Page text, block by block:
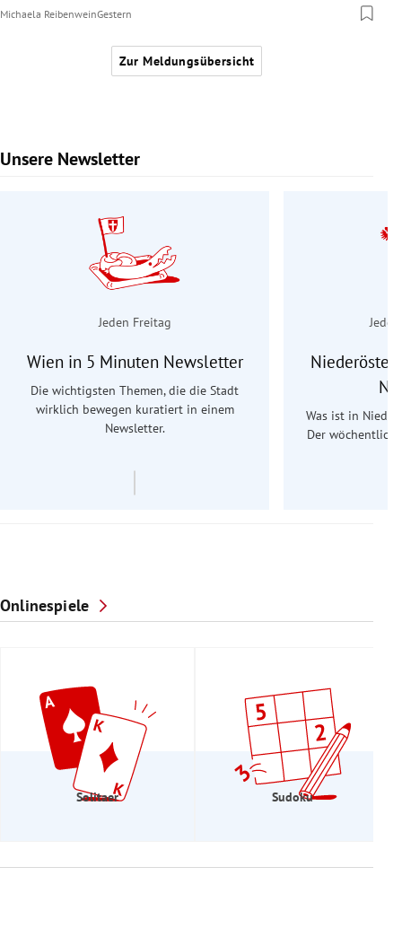
Michaela ReibenweinGestern
Zur Meldungsübersicht
Unsere Newsletter
Slide 1 von 9
Jeden Freitag
Wien in 5 Minuten Newsletter
Die wichtigsten Themen, die die Stadt
wirklich bewegen kuratiert in einem
Newsletter.
Was ist in
Der
Onlinespiele
Solitaer Sudoku